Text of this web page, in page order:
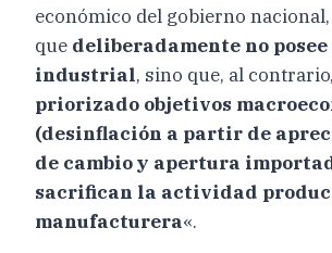
económico del gobierno nacional,
que deliberadamente no
industrial, sino que, al contrario,
priorizado objetivos
(desinflación a partir de
de cambio y apertura
sacrifican la actividad
manufacturera«.